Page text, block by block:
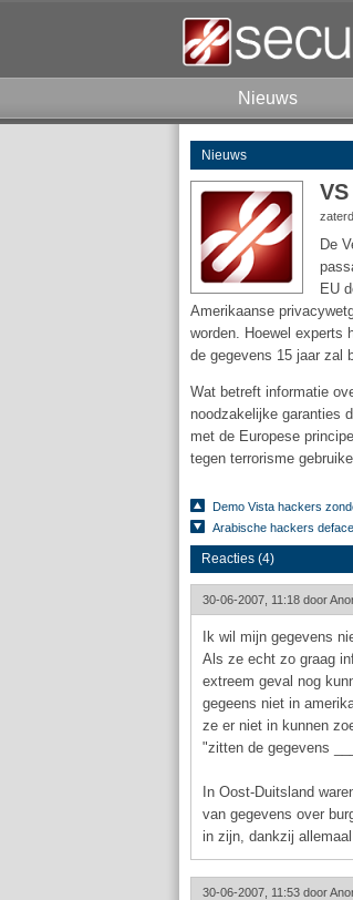
Nieuws
Nieuws
De
EU
Amerikaanse
worden. Hoewel experts
de gegevens 15 jaar zal
Wat betreft informatie
noodzakelijke garanties
met de Europese
tegen terrorisme
Demo Vista hackers
Arabische hackers
Reacties (4)
30-06-2007, 11:18 door
Ik wil mijn gegevens
Als ze echt zo graag
extreem geval nog
gegeens niet in
ze er niet in kunnen
"zitten de gegevens
In Oost-Duitsland
van gegevens over
in zijn, dankzij
30-06-2007, 11:53 door